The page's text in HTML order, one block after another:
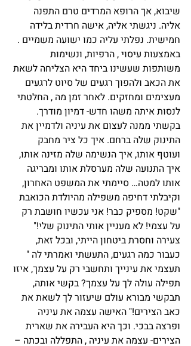
שיבוא, אך הרופא המרדים טרם התפנה
אליה. ניגשתי אליה, אישה חרדית בלידה
חמישית. נפלתי עליה כמו ישועה משמיים .
באמצעות עיסוי , הרפיות, ונשימות
משותפות שעשינו ביחד היא הצליחה לשאת
את הכאב ולהפוך רגעים של סיוט לרגעים
מעצימים ומחזקים. לאחר זמן מה , החלטתי
לנסות איתה משהו חדש- דמיון מודרך.
בקשתי ממנה לעצום את עיניה ולדמיין את
התינוק שלה ברחם. איך כל ציר מחבק
ועוטף אותו, איך הנשימה שלה מזינה אותו,
איך התנועה שלה מערסלת אותו ומבריגה
אותו למטה… סיימתי את המשפט האחרון,
וקיבלתי דחיפה משפילה מהיולדת הכואבת
"שקט! מספיק כבר! אני עכשיו חושבת רק
על עצמי! לא מעניין אותי התינוק שלי!"
צעירה וחסרת ביטחון הייתי, ובכל זאת,
כעבור כמה רגעים, התעשתי ואמרתי לה "
תעצמי את עינייך ותחשבי רק על עצמך, איזו
תפילה עולה לך על עצמך? בקשי אותה,
תבקשי מבורא עולם שיעזור לך לשאת את
כאב הצירים!" האישה עצמה את עיניה
ופרצה בבכי. וכך היא העבירה את שארית
הצירים- עצמה את עיניה , התפללה ובכתה –